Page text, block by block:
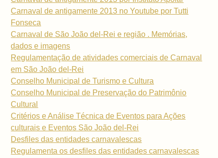
Carnaval de antigamente 2013 no Youtube por Tutti
Fonseca
Carnaval de São João del-Rei e região . Memórias,
dados e imagens
Regulamentação de atividades comerciais de Carnaval
em São João del-Rei
Conselho Municipal de Turismo e Cultura
Conselho Municipal de Preservação do Patrimônio
Cultural
Critérios e Análise Técnica de Eventos para Ações
culturais e Eventos São João del-Rei
Desfiles das entidades carnavalescas
Regulamenta os desfiles das entidades carnavalescas